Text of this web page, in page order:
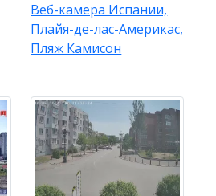
Веб-камера Испании,
Плайя-де-лас-Америкас,
Пляж Камисон